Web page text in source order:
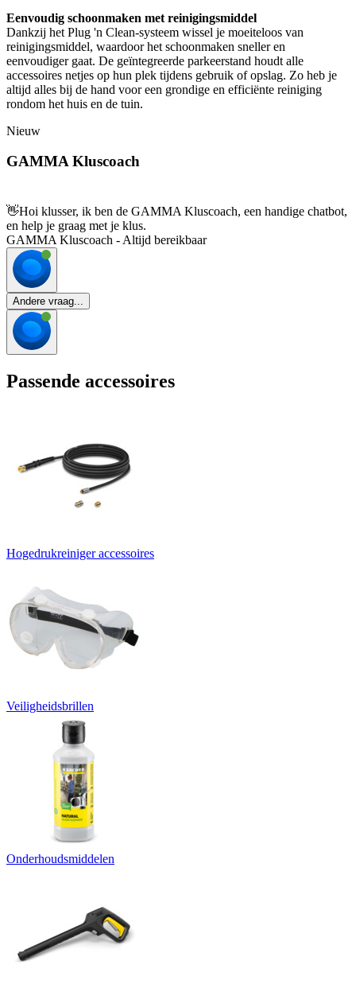
Eenvoudig schoonmaken met reinigingsmiddel
Dankzij het Plug 'n Clean-systeem wissel je moeiteloos van
reinigingsmiddel, waardoor het schoonmaken sneller en
eenvoudiger gaat. De geïntegreerde parkeerstand houdt alle
accessoires netjes op hun plek tijdens gebruik of opslag. Zo heb je
altijd alles bij de hand voor een grondige en efficiënte reiniging
rondom het huis en de tuin.
Nieuw
GAMMA Kluscoach
👋Hoi klusser, ik ben de GAMMA Kluscoach, een handige chatbot,
en help je graag met je klus.
GAMMA Kluscoach - Altijd bereikbaar
Andere vraag...
Passende accessoires
Hogedrukreiniger accessoires
Veiligheidsbrillen
Onderhoudsmiddelen